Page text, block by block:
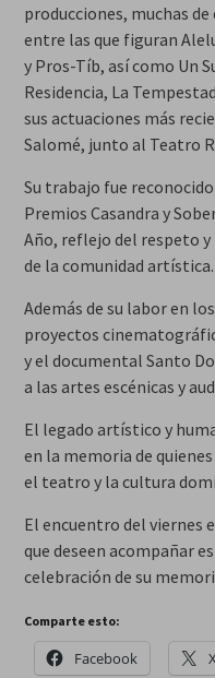
producciones, muchas
entre las que figuran
y Pros-Tíb, así como Un
Residencia, La
sus actuaciones más
Salomé, junto al Teatro
Su trabajo fue
Premios Casandra y
Año, reflejo del respeto
de la comunidad artística.
Además de su labor en
proyectos
y el documental Santo
a las artes escénicas y
El legado artístico y
en la memoria de
el teatro y la cultura
El encuentro del viernes
que deseen acompañar
celebración de su
Comparte esto:
Facebook X